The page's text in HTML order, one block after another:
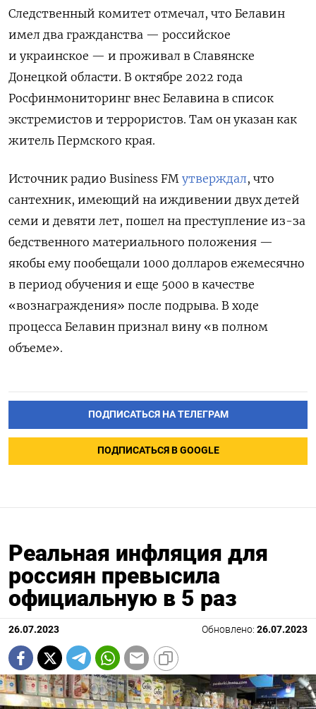
Следственный комитет отмечал, что Белавин
имел два гражданства — российское
и украинское — и проживал в Славянске
Донецкой области. В октябре 2022 года
Росфинмониторинг внес Белавина в список
экстремистов и террористов. Там он указан как
житель Пермского края.
Источник радио Business FM утверждал, что
сантехник, имеющий на иждивении двух детей
семи и девяти лет, пошел на преступление из-за
бедственного материального положения —
якобы ему пообещали 1000 долларов ежемесячно
в период обучения и еще 5000 в качестве
«вознаграждения» после подрыва. В ходе
процесса Белавин признал вину «в полном
объеме».
ПОДПИСАТЬСЯ НА ТЕЛЕГРАМ
ПОДПИСАТЬСЯ В GOOGLE
Реальная инфляция для
россиян превысила
официальную в 5 раз
26.07.2023 Обновлено: 26.07.2023